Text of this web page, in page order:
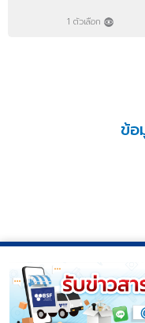
1 ตัวเลือก
ข้อ